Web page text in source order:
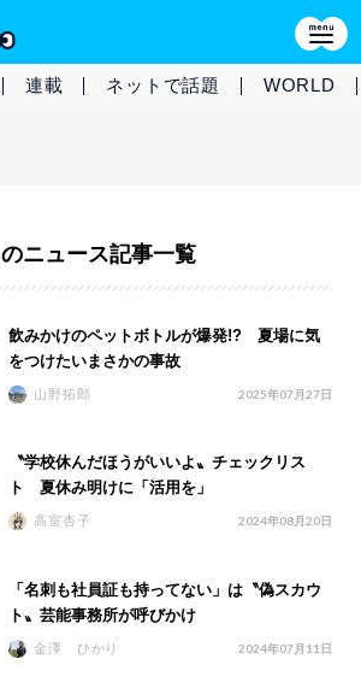
連載 ネットで話題 WORLD
のニュース記事一覧
飲みかけのペットボトルが爆発!? 夏場に気
をつけたいまさかの事故
山野拓郎 2025年07月27日
〝学校休んだほうがいいよ〟チェックリス
ト 夏休み明けに「活用を」
高室杏子 2024年08月20日
「名刺も社員証も持ってない」は〝偽スカウ
ト〟芸能事務所が呼びかけ
金澤 ひかり 2024年07月11日